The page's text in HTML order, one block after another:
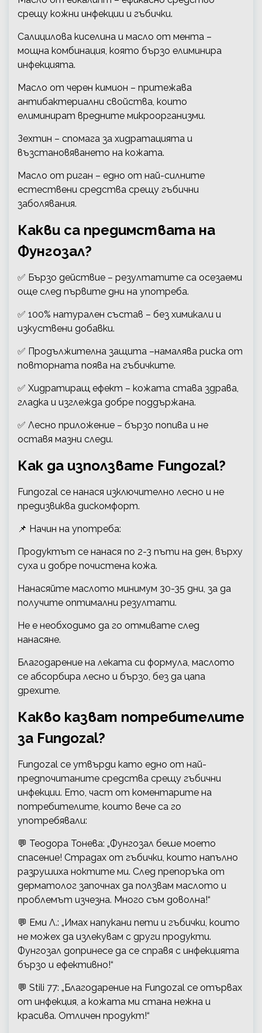
срещу кожни инфекции и гъбички.
Салицилова киселина и масло от мента –
мощна комбинация, която бързо елиминира
инфекцията.
Масло от черен кимион – притежава
антибактериални свойства, които
елиминират вредните микроорганизми.
Зехтин – спомага за хидратацията и
възстановяването на кожата.
Масло от риган – едно от най-силните
естествени средства срещу гъбични
заболявания.
Какви са предимствата на
Фунгозал?
✅ Бързо действие – резултатите са осезаеми
още след първите дни на употреба.
✅ 100% натурален състав – без химикали и
изкуствени добавки.
✅ Продължителна защита –намалява риска от
повторната поява на гъбичките.
✅ Хидратиращ ефект – кожата става здрава,
гладка и изглежда добре поддържана.
✅ Лесно приложение – бързо попива и не
оставя мазни следи.
Как да използвате Fungozal?
Fungozal се нанася изключително лесно и не
предизвиква дискомфорт.
📌 Начин на употреба:
Продуктът се нанася по 2-3 пъти на ден, върху
суха и добре почистена кожа.
Нанасяйте маслото минимум 30-35 дни, за да
получите оптимални резултати.
Не е необходимо да го отмивате след
нанасяне.
Благодарение на леката си формула, маслото
се абсорбира лесно и бързо, без да цапа
дрехите.
Какво казват потребителите
за Fungozal?
Fungozal се утвърди като едно от най-
предпочитаните средства срещу гъбични
инфекции. Ето, част от коментарите на
потребителите, които вече са го
употребявали:
💬 Теодора Тонева: „Фунгозал беше моето
спасение! Страдах от гъбички, които напълно
разрушиха ноктите ми. След препоръка от
дерматолог започнах да ползвам маслото и
проблемът изчезна. Много съм доволна!“
💬 Еми Л.: „Имах напукани пети и гъбички, които
не можех да излекувам с други продукти.
Фунгозал допринесе да се справя с инфекцията
бързо и ефективно!“
💬 Stili 77: „Благодарение на Fungozal се отървах
от инфекция, а кожата ми стана нежна и
красива. Отличен продукт!“